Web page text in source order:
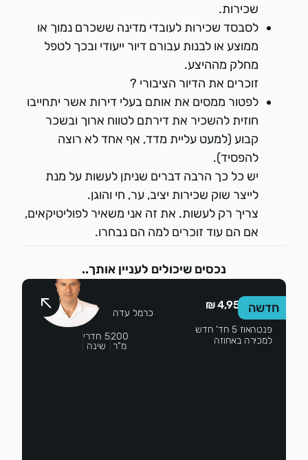
שכירות.
לסבסד שכירות לעובדי מדינה ששכרם נמוך או
ממוצע או לבנות עבורם דיור ייעודי ובכך לטפל
מחלק מההיצע.
זוכרים את הדיור הציבורי ?
לפטור ממסים את אותם בעלי דירות אשר יתחייבו
חוזית להשכיר את דירתם לטווח ארוך ובשכר
קבוע (למעט עליית מדד, אף אחד לא רוצה
להפסיד).
יש כל כך הרבה דברים שניתן לעשות על מנת
לייצר שוק שכירות יציב, ער, חי והוגן.
צריך רק לעשות. את זה אני משאיר לפוליטיקאים,
אם הם עוד זוכרים למה הם נבחרו.
נכסים שיכולים לעניין אותך..
חדשה
4,950,000 ₪
פנטהאוז 5 חד' חדש
למכירה באחוזה
כרמל עדה
200
מ"ר
5 חדרי
שינה